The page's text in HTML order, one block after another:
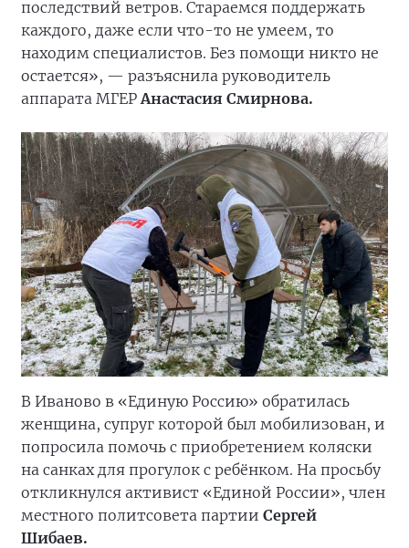
последствий ветров. Стараемся поддержать
каждого, даже если что-то не умеем, то
находим специалистов. Без помощи никто не
остается», — разъяснила руководитель
аппарата МГЕРАнастасия Смирнова.
В Иваново в «Единую Россию» обратилась
женщина, супруг которой был мобилизован, и
попросила помочь с приобретением коляски
на санках для прогулок с ребёнком. На просьбу
откликнулся активист «Единой России», член
местного политсовета партии Сергей
Шибаев.